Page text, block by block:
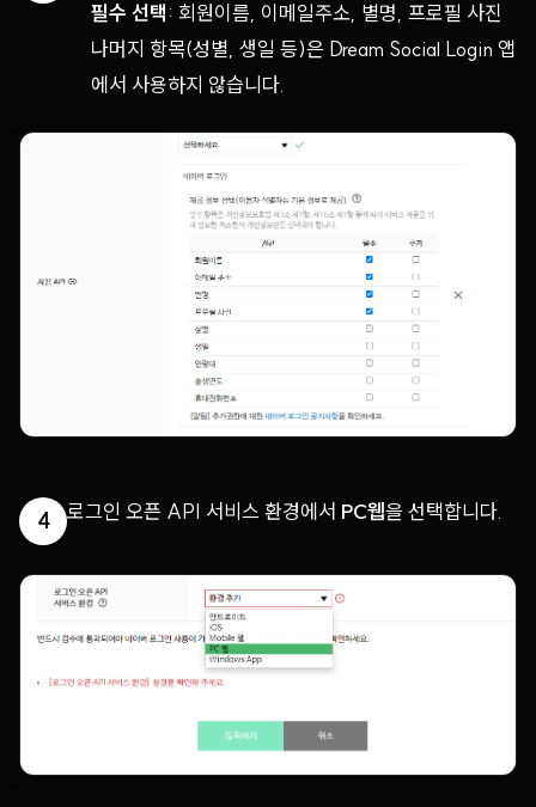
필수 선택: 회원이름, 이메일주소, 별명, 프로필 사진
나머지 항목(성별, 생일 등)은 Dream Social Login 앱
에서 사용하지 않습니다.
4 로그인 오픈 API 서비스 환경에서 PC웹을 선택합니다.